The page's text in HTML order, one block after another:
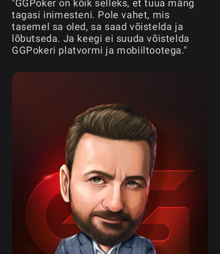
"GGPoker on kõik selleks, et tuua mäng
tagasi inimesteni. Pole vahet, mis
tasemel sa oled, sa saad võistelda ja
lõbutseda. Ja keegi ei suuda võistelda
GGPokeri platvormi ja mobiiltootega."